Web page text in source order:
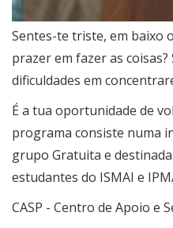
​Sentes-te triste, em baixo
prazer em fazer as
dificuldades em
É a tua oportunidade de
programa consiste numa
grupo Gratuita e
estudantes do ISMAI e
CASP - Centro de Apoio e